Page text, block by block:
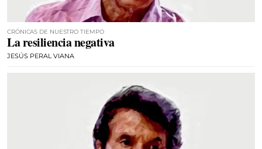
CRÓNICAS DE NUESTRO TIEMPO
La resiliencia negativa
JESÚS PERAL VIANA